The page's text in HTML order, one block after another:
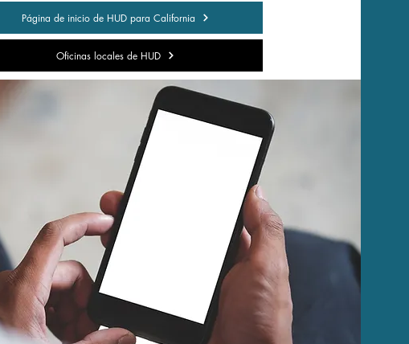
Página de inicio de HUD para California
Oficinas locales de HUD